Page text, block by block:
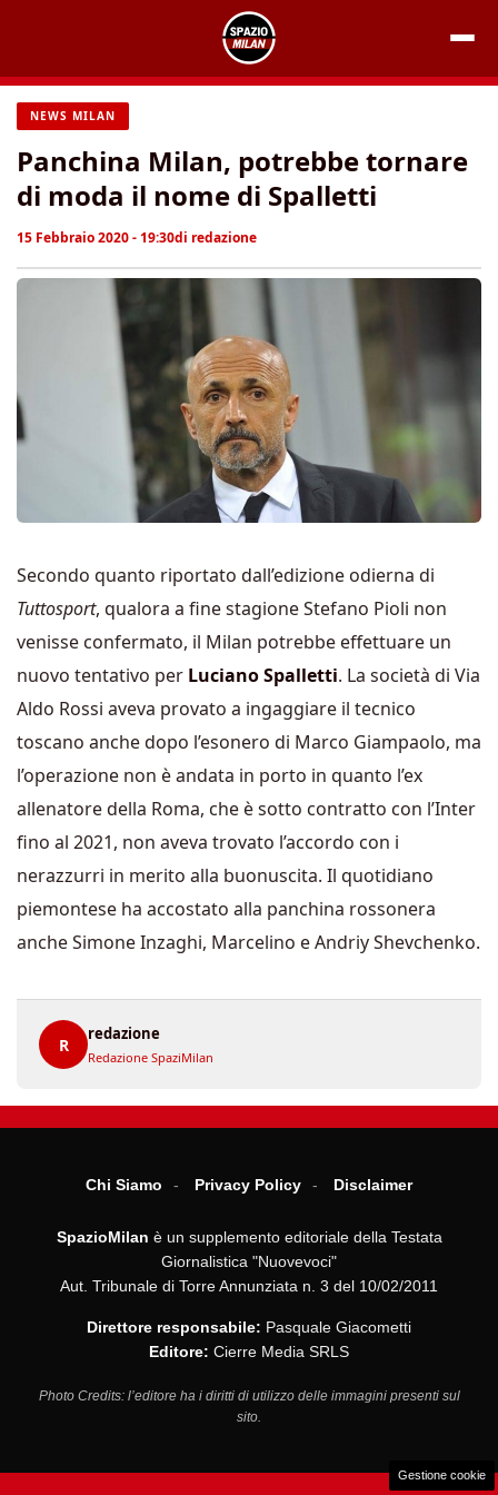
contenuto
NEWS MILAN
Panchina Milan, potrebbe tornare
di moda il nome di Spalletti
15 Febbraio 2020 - 19:30di redazione
Secondo quanto riportato dall’edizione odierna di
Tuttosport, qualora a fine stagione Stefano Pioli non
venisse confermato, il Milan potrebbe effettuare un
nuovo tentativo per Luciano Spalletti. La società di Via
Aldo Rossi aveva provato a ingaggiare il tecnico
toscano anche dopo l’esonero di Marco Giampaolo, ma
l’operazione non è andata in porto in quanto l’ex
allenatore della Roma, che è sotto contratto con l’Inter
fino al 2021, non aveva trovato l’accordo con i
nerazzurri in merito alla buonuscita. Il quotidiano
piemontese ha accostato alla panchina rossonera
anche Simone Inzaghi, Marcelino e Andriy Shevchenko.
R
redazione
Redazione SpaziMilan
Chi Siamo Privacy Policy Disclaimer
SpazioMilan è un supplemento editoriale della Testata
Giornalistica "Nuovevoci"
Aut. Tribunale di Torre Annunziata n. 3 del 10/02/2011
Direttore responsabile: Pasquale Giacometti
Editore: Cierre Media SRLS
Photo Credits: l’editore ha i diritti di utilizzo delle immagini presenti sul
sito.
Gestione cookie